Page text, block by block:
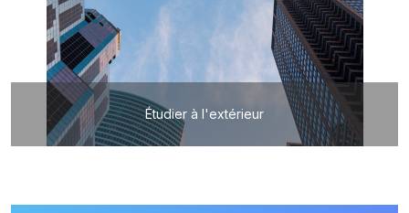
Étudier à l'extérieur